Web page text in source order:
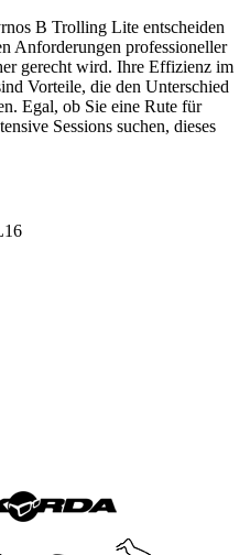
B Trolling Lite entscheiden
Anforderungen professioneller
gerecht wird. Ihre Effizienz im
Vorteile, die den Unterschied
Egal, ob Sie eine Rute für
Sessions suchen, dieses